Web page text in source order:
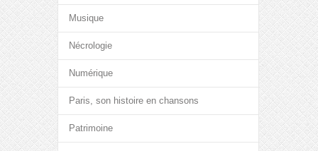
Musique
Nécrologie
Numérique
Paris, son histoire en chansons
Patrimoine